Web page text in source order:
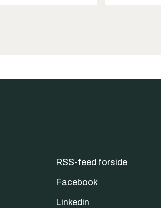
RSS-feed forside
Facebook
Linkedin